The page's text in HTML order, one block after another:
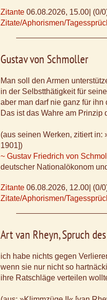
Zitante 06.08.2026, 15.00 (0/
Zitate/Aphorismen/
Gustav von Schmoller
Man soll den Armen
in der Selbstthätigkeit für
aber man darf nie ganz für
Das ist das Wahre am Prinzip
(aus seinen Werken, zitiert in:
1901])
~ Gustav Friedrich von
deutscher Nationalökonom
Zitante 06.08.2026, 12.00 (0/
Zitate/Aphorismen/
Art van Rheyn, Spruch
ich habe nichts gegen
wenn sie nur nicht so
ihre Ratschläge verteilen